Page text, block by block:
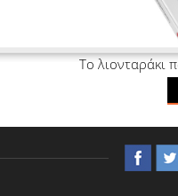
Το λιονταράκι